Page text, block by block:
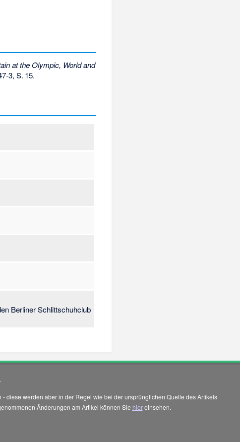
at the Olympic, World and
3, S. 15.
Berliner Schlittschuhclub
diese werden aber in der Regel wie bei der ursprünglichen Quelle des Artikels
Änderungen am Artikel können Sie hiereinsehen.